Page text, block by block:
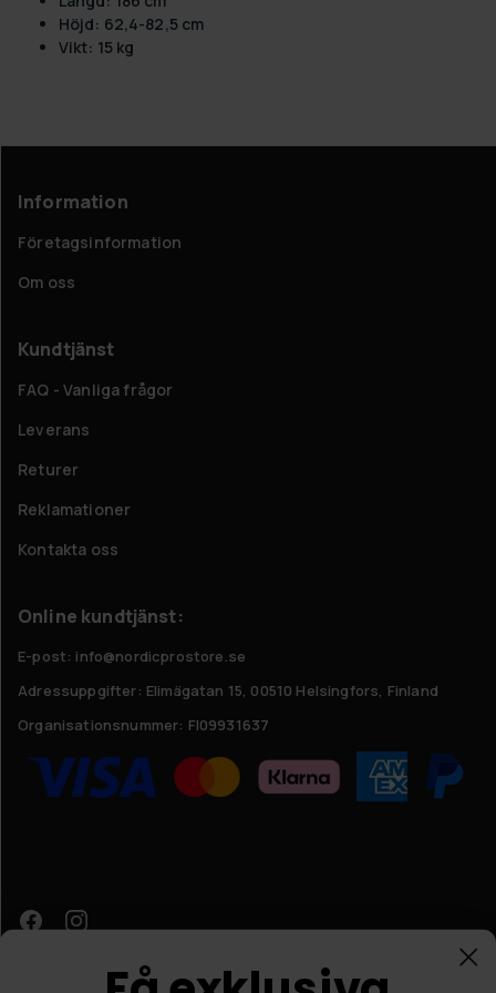
Höjd: 62,4-82,5 cm
Vikt: 15 kg
Information
Företagsinformation
Om oss
Kundtjänst
FAQ - Vanliga frågor
Leverans
Returer
Reklamationer
Kontakta oss
Online kundtjänst:
E-post: info@nordicprostore.se
Adressuppgifter: Elimägatan 15, 00510 Helsingfors, Finland
Organisationsnummer: FI09931637